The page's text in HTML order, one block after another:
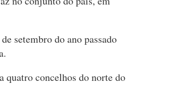
setembro do ano passado
quatro concelhos do norte do